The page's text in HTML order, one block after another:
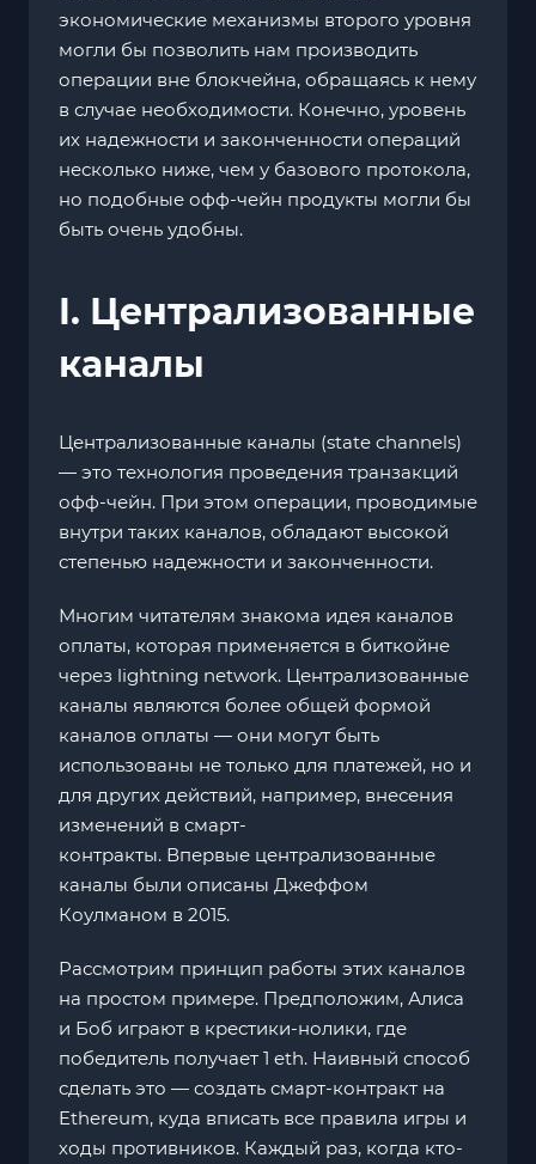
экономические механизмы второго уровня
могли бы позволить нам производить
операции вне блокчейна, обращаясь к нему
в случае необходимости. Конечно, уровень
их надежности и законченности операций
несколько ниже, чем у базового протокола,
но подобные офф-чейн продукты могли бы
быть очень удобны.
I. Централизованные
каналы
Централизованные каналы (state channels)
— это технология проведения транзакций
офф-чейн. При этом операции, проводимые
внутри таких каналов, обладают высокой
степенью надежности и законченности.
Многим читателям знакома идея каналов
оплаты, которая применяется в биткойне
через lightning network. Централизованные
каналы являются более общей формой
каналов оплаты — они могут быть
использованы не только для платежей, но и
для других действий, например, внесения
изменений в смарт-
контракты. Впервые централизованные
каналы были описаны Джеффом
Коулманом в 2015.
Рассмотрим принцип работы этих каналов
на простом примере. Предположим, Алиса
и Боб играют в крестики-нолики, где
победитель получает 1 eth. Наивный способ
сделать это — создать смарт-контракт на
Ethereum, куда вписать все правила игры и
ходы противников. Каждый раз, когда кто-